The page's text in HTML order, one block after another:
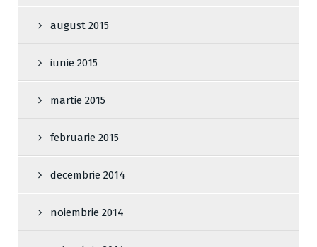
august 2015
iunie 2015
martie 2015
februarie 2015
decembrie 2014
noiembrie 2014